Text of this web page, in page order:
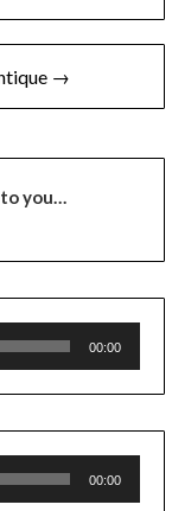
→
you…
00:00
00:00